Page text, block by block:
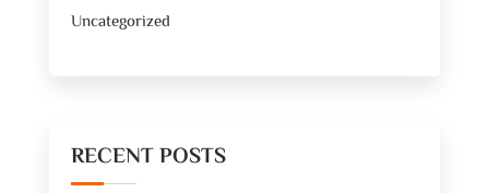
Uncategorized
RECENT POSTS